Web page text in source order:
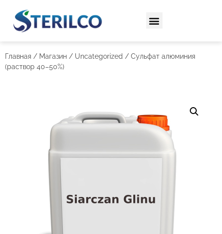
Главная / Магазин / Uncategorized / Сульфат алюминия
(раствор 40–50%)